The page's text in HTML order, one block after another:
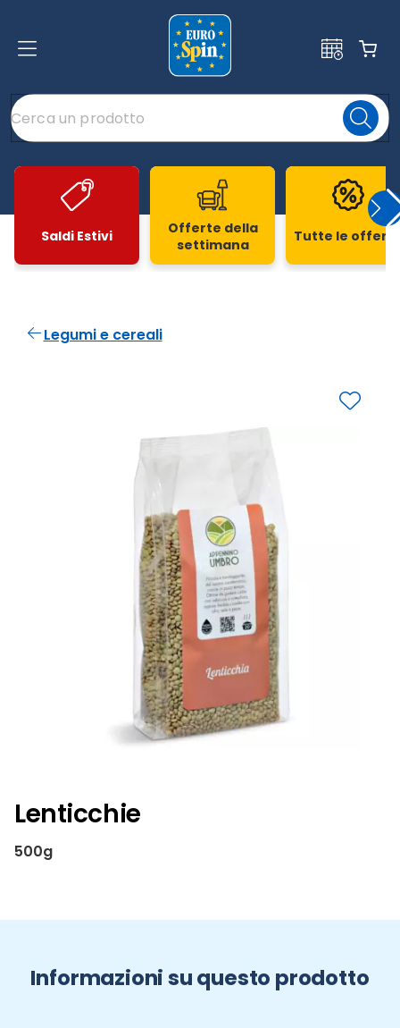
Saldi Estivi
Offerte della
settimana
Tutte le
Legumi e cereali
Lenticchie
500g
Informazioni su questo prodotto